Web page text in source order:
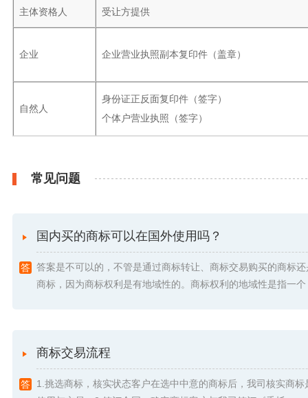
主体资格人 受让方提供
企业 企业营业执照副本复印件（盖章）
自然人
身份证正反面复印件（签字）
个体户营业执照（签字）
常见问题
国内买的商标可以在国外使用吗？
答案是不可以的，不管是通过商标转让、商标交易购买的商标
商标，因为商标权利是有地域性的。商标权利的地域性是指一
商标交易流程
1.挑选商标，核实状态客户在选中中意的商标后，我司核实商标